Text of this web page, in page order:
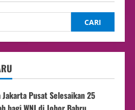
Jakarta Pusat Selesaikan 25